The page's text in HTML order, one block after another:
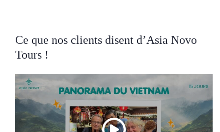
Ce que nos clients disent d’Asia Novo
Tours !